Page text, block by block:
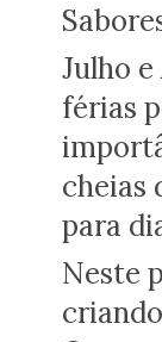
Julho
férias
cheias
para
Neste